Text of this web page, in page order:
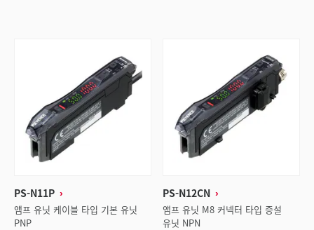
PS-N11P
앰프 유닛 케이블 타입 기본 유닛
PNP
PS-N12CN
앰프 유닛 M8 커넥터 타입 증설
유닛 NPN